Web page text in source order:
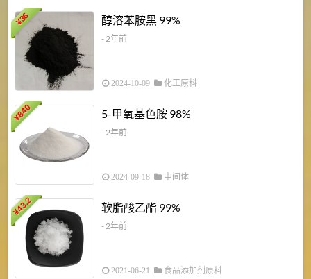
¥
36 醇溶苯胺黑 99%
- 2年前
2024-10-09 化工原料
¥
840 5-甲氧基色胺 98%
- 2年前
2024-09-18 中间体
¥
43.2 软脂酸乙酯 99%
- 2年前
2021-06-21 食品添加剂原料